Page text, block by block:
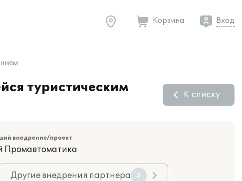
Корзина Вход
туристическим
К списку
внедрение/проект
Промавтоматика
Другие внедрения партнера 2